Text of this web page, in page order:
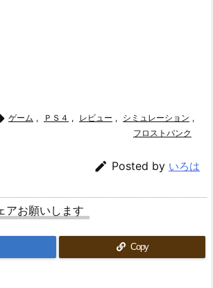
ゲーム , ＰＳ４ , レビュー , シミュレーション ,
フロストパンク
 Posted by いろは
アお願いします
Copy